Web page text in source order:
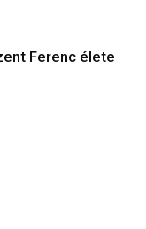
Ferenc élete